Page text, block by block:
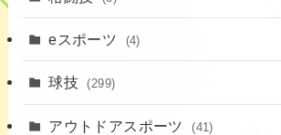
(16)
(3)
eスポーツ (4)
球技 (299)
(20)
アウトドアスポーツ (41)